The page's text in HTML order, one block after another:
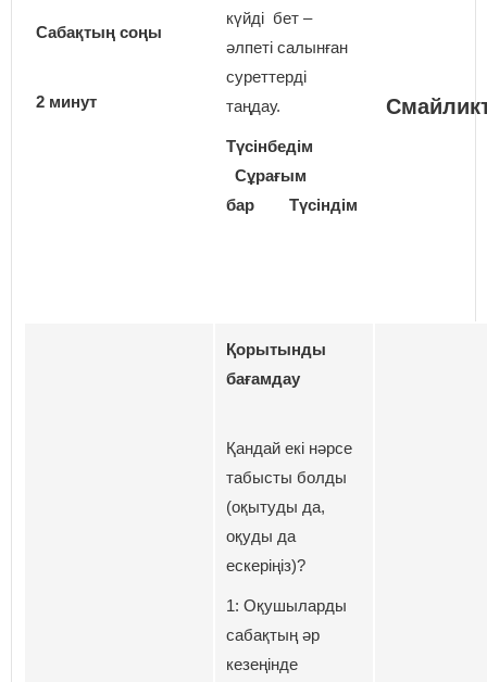
Сабақтың соңы
2 минут
күйді бет –
әлпеті салынған
суреттерді
таңдау.
Түсінбедім
Сұрағым
бар Түсіндім
Қорытынды
бағамдау
Қандай екі нәрсе
табысты болды
(оқытуды да,
оқуды да
ескеріңіз)?
1: Оқушыларды
сабақтың әр
кезеңінде